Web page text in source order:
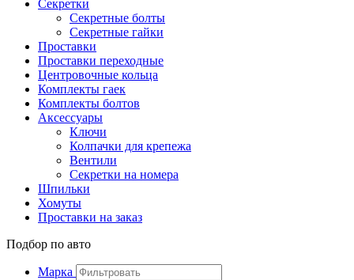
Секретки
Секретные болты
Секретные гайки
Проставки
Проставки переходные
Центровочные кольца
Комплекты гаек
Комплекты болтов
Аксессуары
Ключи
Колпачки для крепежа
Вентили
Секретки на номера
Шпильки
Хомуты
Проставки на заказ
Подбор по авто
Марка